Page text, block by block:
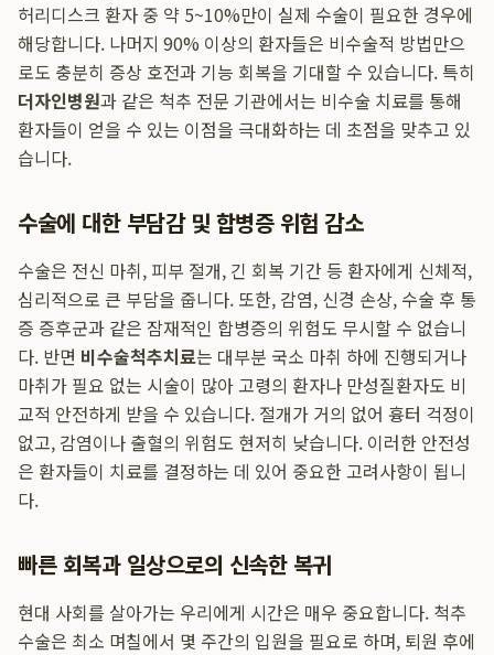
허리디스크 환자 중 약 5~10%만이 실제 수술이 필요한 경우에
해당합니다. 나머지 90% 이상의 환자들은 비수술적 방법만으
로도 충분히 증상 호전과 기능 회복을 기대할 수 있습니다. 특히
더자인병원과 같은 척추 전문 기관에서는 비수술 치료를 통해
환자들이 얻을 수 있는 이점을 극대화하는 데 초점을 맞추고 있
습니다.
수술에 대한 부담감 및 합병증 위험 감소
수술은 전신 마취, 피부 절개, 긴 회복 기간 등 환자에게 신체적,
심리적으로 큰 부담을 줍니다. 또한, 감염, 신경 손상, 수술 후 통
증 증후군과 같은 잠재적인 합병증의 위험도 무시할 수 없습니
다. 반면 비수술척추치료는 대부분 국소 마취 하에 진행되거나
마취가 필요 없는 시술이 많아 고령의 환자나 만성질환자도 비
교적 안전하게 받을 수 있습니다. 절개가 거의 없어 흉터 걱정이
없고, 감염이나 출혈의 위험도 현저히 낮습니다. 이러한 안전성
은 환자들이 치료를 결정하는 데 있어 중요한 고려사항이 됩니
다.
빠른 회복과 일상으로의 신속한 복귀
현대 사회를 살아가는 우리에게 시간은 매우 중요합니다. 척추
수술은 최소 며칠에서 몇 주간의 입원을 필요로 하며, 퇴원 후에